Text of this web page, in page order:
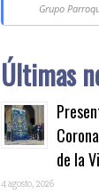
Grupo
Últimas
de la
4 agosto, 2026